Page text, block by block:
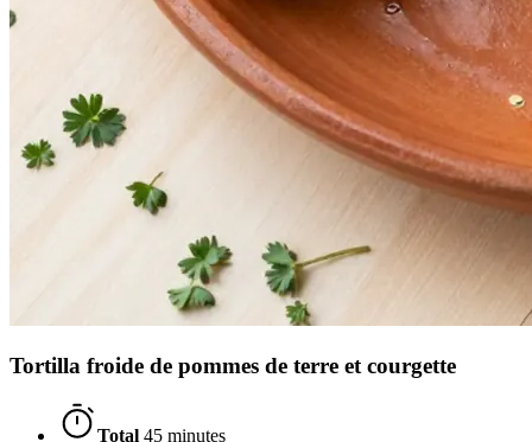
Tortilla froide de pommes de terre et courgette
Total 45 minutes